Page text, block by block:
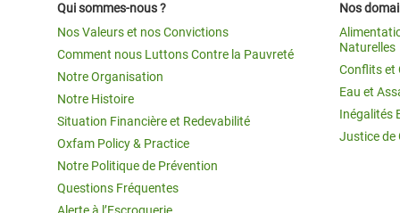
Crise
Crise
Qui sommes-nous ?
Nos Valeurs et nos Convictions
Comment nous Luttons Contre la Pauvreté
Notre Organisation
Notre Histoire
Situation Financière et Redevabilité
Oxfam Policy & Practice
Notre Politique de Prévention
Questions Fréquentes
Nos
Naturelles
Conflits et
Eau et
Inégalités
Justice de